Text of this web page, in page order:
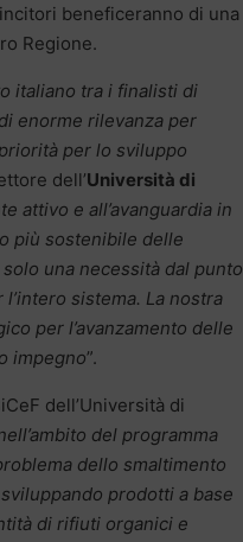
beneficeranno di una
Regione.
italiano tra i finalisti di
enorme rilevanza per
per lo sviluppo
dell’Università di
attivo e all’avanguardia in
più sostenibile delle
una necessità dal punto
sistema. La nostra
per l’avanzamento delle
impegno”.
dell’Università di
del programma
dello smaltimento
prodotti a base
di rifiuti organici e